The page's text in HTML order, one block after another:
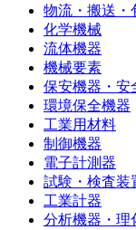
物流・搬送・
化学機械
流体機器
機械要素
保安機器・安
環境保全機器
工業用材料
制御機器
電子計測器
試験・検査装
工業計器
分析機器・理